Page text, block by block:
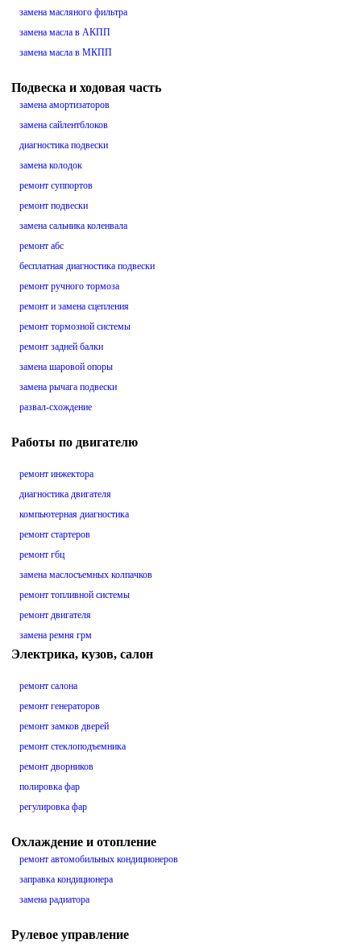
замена масляного фильтра
замена масла в АКПП
замена масла в МКПП
Подвеска и ходовая часть
замена амортизаторов
замена сайлентблоков
диагностика подвески
замена колодок
ремонт суппортов
ремонт подвески
замена сальника коленвала
ремонт абс
бесплатная диагностика подвески
ремонт ручного тормоза
ремонт и замена сцепления
ремонт тормозной системы
ремонт задней балки
замена шаровой опоры
замена рычага подвески
развал-схождение
Работы по двигателю
ремонт инжектора
диагностика двигателя
компьютерная диагностика
ремонт стартеров
ремонт гбц
замена маслосъемных колпачков
ремонт топливной системы
ремонт двигателя
замена ремня грм
Электрика, кузов, салон
ремонт салона
ремонт генераторов
ремонт замков дверей
ремонт стеклоподъемника
ремонт дворников
полировка фар
регулировка фар
Охлаждение и отопление
ремонт автомобильных кондиционеров
заправка кондиционера
замена радиатора
Рулевое управление